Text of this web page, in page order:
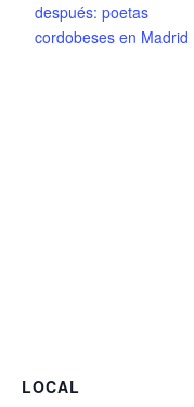
después: poetas
cordobeses en Madrid
LOCAL